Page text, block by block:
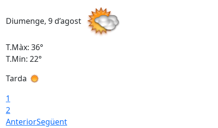
Diumenge, 9 d’agost
T.Màx: 36°
T.Min: 22°
Tarda
1
2
AnteriorSegüent